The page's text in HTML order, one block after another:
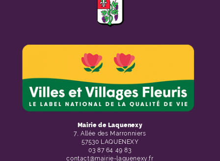
Mairie de Laquenexy
7, Allée des Marronniers
57530 LAQUENEXY
03 87 64 49 83
contact@mairie-laquenexy.fr